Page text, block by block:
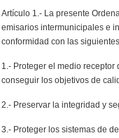
Artículo 1.- La presente
emisarios intermunicipales e
conformidad con las
1.- Proteger el medio
conseguir los objetivos de
2.- Preservar la integridad y
3.- Proteger los sistemas de